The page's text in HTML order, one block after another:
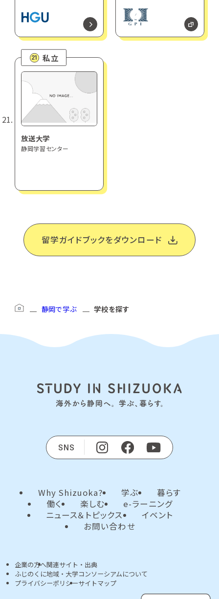
21 私立
放送大学
静岡学習センター
留学ガイドブックをダウンロード
静岡で学ぶ 学校を探す
SNS
Why Shizuoka? 学ぶ
暮らす
働く
楽しむ
e-ラーニング
ニュース＆トピックス
イベント
お問い合わせ
企業の方へ関連サイト・出典
ふじのくに地域・大学コンソーシアムについて
プライバシーポリシーサイトマップ